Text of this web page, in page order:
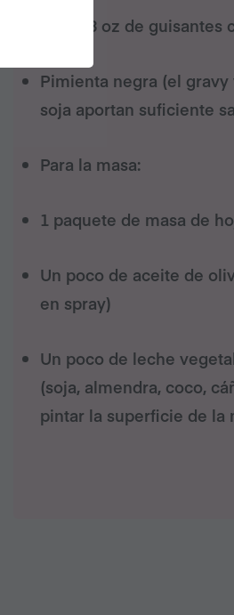
100 g/3 oz de guisantes
Pimienta negra (el gravy
soja aportan suficiente
Para la masa:
1 paquete de masa de
Un poco de aceite de
en spray)
Un poco de leche
(soja, almendra, coco,
pintar la superficie de la